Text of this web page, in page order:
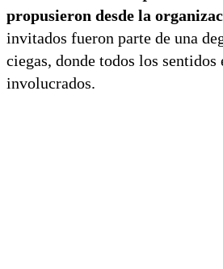
propusieron desde la
invitados fueron parte de una
ciegas, donde todos los sentidos
involucrados.